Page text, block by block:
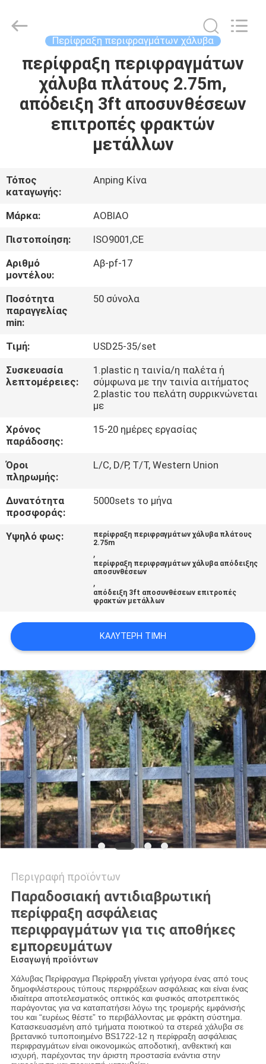
ΣΠΊΤΙ
ΠΡΟΪΌΝΤΑ
ΓΎΡΟΣ
ΕΡΓΟΣΤΑΣΊΩΝ
ΠΟΙΟΤΙΚΌΣ
ΈΛΕΓΧΟΣ
ΜΑΣ
ΣΕ
ΕΠΑΦΉ
ΖΗΤΉΣΤΕ
ΈΝΑ
ΑΠΌΣΠΑΣΜΑ
ΕΙΔΉΣΕΙΣ
Copyright
securityfence.com.
Developed
Περίφραξη περιφραγμάτων χάλυβα
περίφραξη περιφραγμάτων
χάλυβα πλάτους 2.75m,
απόδειξη 3ft αποσυνθέσεων
επιτροπές φρακτών
μετάλλων
Τόπος
καταγωγής:
Anping Κίνα
Μάρκα:
AOBIAO
Πιστοποίηση:
ISO9001,CE
Αριθμό
μοντέλου:
Αβ-pf-17
Ποσότητα
παραγγελίας
min:
50 σύνολα
Τιμή:
USD25-35/set
Συσκευασία
λεπτομέρειες:
1.plastic η ταινία/η παλέτα ή
σύμφωνα με την ταινία αιτήματος
2.plastic του πελάτη συρρικνώνεται
με
Χρόνος
παράδοσης:
15-20 ημέρες εργασίας
Όροι
πληρωμής:
L/C, D/P, T/T, Western Union
Δυνατότητα
προσφοράς:
5000sets το μήνα
Υψηλό φως:
περίφραξη περιφραγμάτων χάλυβα πλάτους
2.75m
,
περίφραξη περιφραγμάτων χάλυβα απόδειξης
αποσυνθέσεων
,
απόδειξη 3ft αποσυνθέσεων επιτροπές
φρακτών μετάλλων
ΚΑΛΎΤΕΡΗ ΤΙΜΉ
Περιγραφή προϊόντων
Παραδοσιακή αντιδιαβρωτική
περίφραξη ασφάλειας
περιφραγμάτων για τις αποθήκες
εμπορευμάτων
Εισαγωγή προϊόντων
Χάλυβας Περίφραγμα Περίφραξη γίνεται γρήγορα ένας από τους
δημοφιλέστερους τύπους περιφράξεων ασφάλειας και είναι ένας
ιδιαίτερα αποτελεσματικός οπτικός και φυσικός αποτρεπτικός
παράγοντας για να καταπατήσει λόγω της τρομερής εμφάνισής
του και “ευρέως θέστε” το περιβάλλοντας με φράκτη σύστημα.
Κατασκευασμένη από τμήματα ποιοτικού τα στερεά χάλυβα σε
βρετανικό τυποποιημένο BS1722-12 η περίφραξη ασφάλειας
περιφραγμάτων είναι οικονομικώς αποδοτική, ανθεκτική και
ισχυρή, παρέχοντας την άριστη προστασία ενάντια στην